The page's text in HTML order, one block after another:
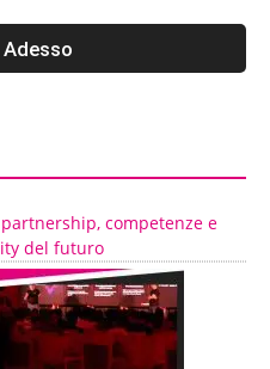
competenze e
del futuro